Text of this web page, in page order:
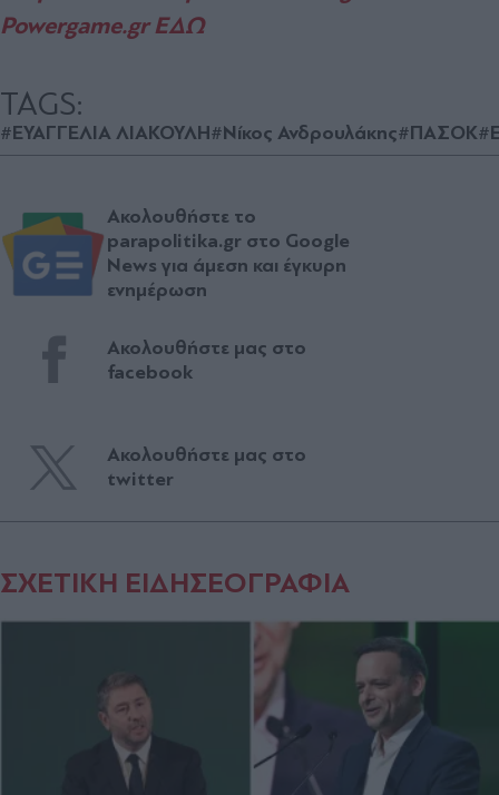
Powergame.gr ΕΔΩ
TAGS:
#ΕΥΑΓΓΕΛΙΑ ΛΙΑΚΟΥΛΗ#Νίκος Ανδρουλάκης#ΠΑΣΟΚ
Ακολουθήστε το
parapolitika.gr στο Google
News για άμεση και έγκυρη
ενημέρωση
Ακολουθήστε μας στο
facebook
Ακολουθήστε μας στο
twitter
ΣΧΕΤΙΚΗ ΕΙΔΗΣΕΟΓΡΑΦΙΑ